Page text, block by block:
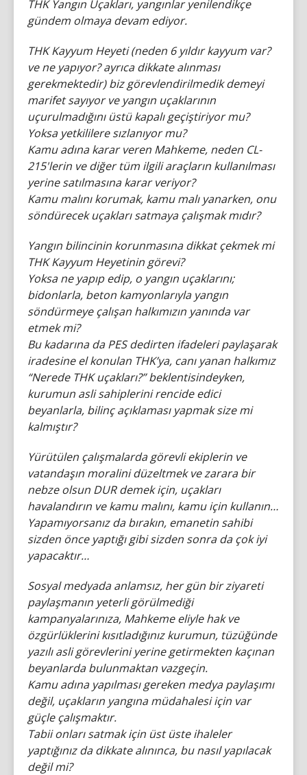
THK Yangın Uçakları, yangınlar yenilendikçe
gündem olmaya devam ediyor.
THK Kayyum Heyeti (neden 6 yıldır kayyum var?
ve ne yapıyor? ayrıca dikkate alınması
gerekmektedir) biz görevlendirilmedik demeyi
marifet sayıyor ve yangın uçaklarının
uçurulmadığını üstü kapalı geçiştiriyor mu?
Yoksa yetkililere sızlanıyor mu?
Kamu adına karar veren Mahkeme, neden CL-
215'lerin ve diğer tüm ilgili araçların kullanılması
yerine satılmasına karar veriyor?
Kamu malını korumak, kamu malı yanarken, onu
söndürecek uçakları satmaya çalışmak mıdır?
Yangın bilincinin korunmasına dikkat çekmek mi
THK Kayyum Heyetinin görevi?
Yoksa ne yapıp edip, o yangın uçaklarını;
bidonlarla, beton kamyonlarıyla yangın
söndürmeye çalışan halkımızın yanında var
etmek mi?
Bu kadarına da PES dedirten ifadeleri paylaşarak
iradesine el konulan THK’ya, canı yanan halkımız
“Nerede THK uçakları?” beklentisindeyken,
kurumun asli sahiplerini rencide edici
beyanlarla, bilinç açıklaması yapmak size mi
kalmıştır?
Yürütülen çalışmalarda görevli ekiplerin ve
vatandaşın moralini düzeltmek ve zarara bir
nebze olsun DUR demek için, uçakları
havalandırın ve kamu malını, kamu için kullanın…
Yapamıyorsanız da bırakın, emanetin sahibi
sizden önce yaptığı gibi sizden sonra da çok iyi
yapacaktır…
Sosyal medyada anlamsız, her gün bir ziyareti
paylaşmanın yeterli görülmediği
kampanyalarınıza, Mahkeme eliyle hak ve
özgürlüklerini kısıtladığınız kurumun, tüzüğünde
yazılı asli görevlerini yerine getirmekten kaçınan
beyanlarda bulunmaktan vazgeçin.
Kamu adına yapılması gereken medya paylaşımı
değil, uçakların yangına müdahalesi için var
güçle çalışmaktır.
Tabii onları satmak için üst üste ihaleler
yaptığınız da dikkate alınınca, bu nasıl yapılacak
değil mi?